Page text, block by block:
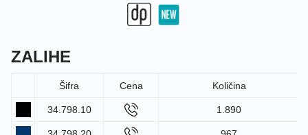
ZALIHE
Šifra Cena Količina
34.798.10 1.890